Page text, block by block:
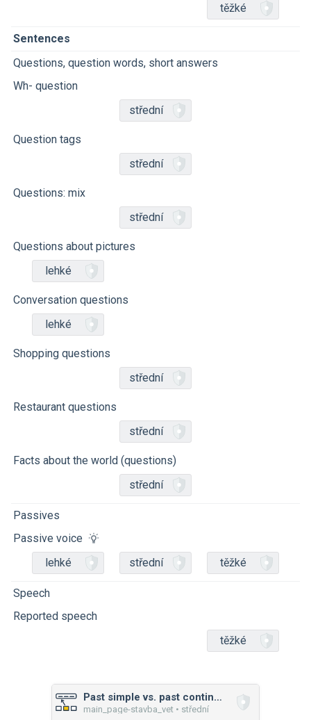
těžké
Sentences
Questions, question words, short answers
Wh- question
střední
Question tags
střední
Questions: mix
střední
Questions about pictures
lehké
Conversation questions
lehké
Shopping questions
střední
Restaurant questions
střední
Facts about the world (questions)
střední
Passives
Passive voice
lehké
střední těžké
Speech
Reported speech
těžké
Past simple vs. past continuous
main_page-stavba_vet • střední